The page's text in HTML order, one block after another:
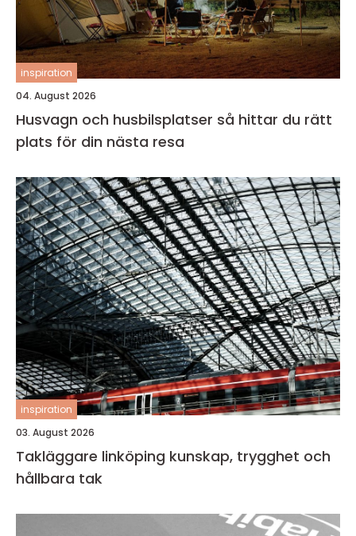
inspiration
04. August 2026
Husvagn och husbilsplatser så hittar du rätt
plats för din nästa resa
inspiration
03. August 2026
Takläggare linköping kunskap, trygghet och
hållbara tak